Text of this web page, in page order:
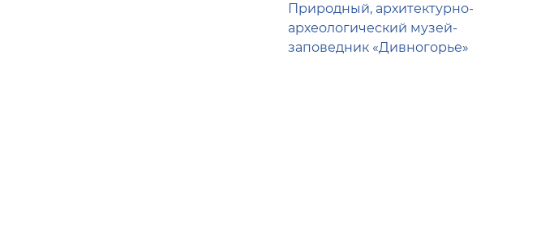
Природный, архитектурно-
археологический музей-
заповедник «Дивногорье»